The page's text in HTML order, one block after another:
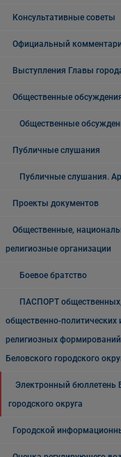
Консультативные советы
Официальный
Выступления Главы
Общественные
Общественные
Публичные слушания
Публичные слушания.
Проекты документов
Общественные,
религиозные организации
Боевое братство
ПАСПОРТ общественных,
общественно-политических
религиозных формирований
Беловского городского
Электронный бюллетень
городского округа
Городской